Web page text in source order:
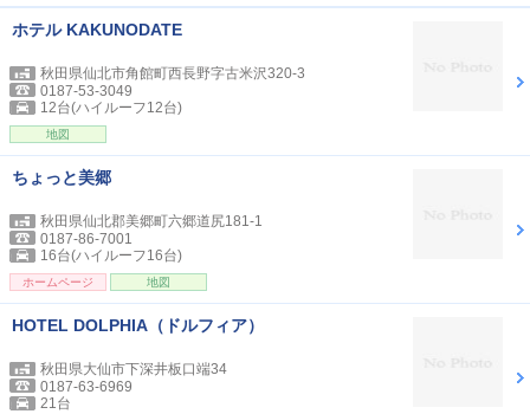
ホテル KAKUNODATE
秋田県仙北市角館町西長野字古米沢320-3
0187-53-3049
12台(ハイルーフ12台)
地図
ちょっと美郷
秋田県仙北郡美郷町六郷道尻181-1
0187-86-7001
16台(ハイルーフ16台)
ホームページ 地図
HOTEL DOLPHIA（ドルフィア）
秋田県大仙市下深井板口端34
0187-63-6969
21台